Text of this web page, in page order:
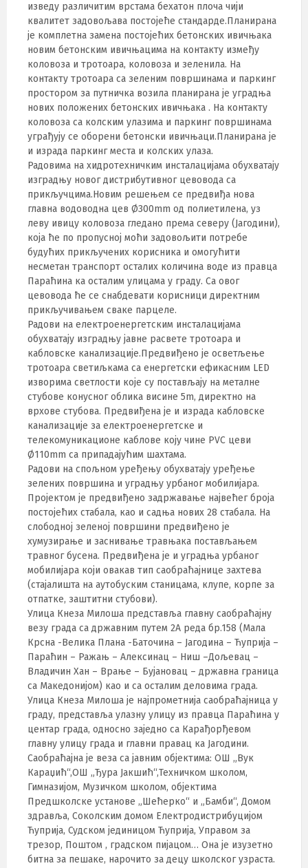
изведу различитим врстама бехатон плоча чији
квалитет задовољава постојеће стандарде.Планирана
је комплетна замена постојећих бетонских ивичњака
новим бетонским ивичњацима на контакту између
коловоза и тротоара, коловоза и зеленила. На
контакту тротоара са зеленим површинама и паркинг
простором за путничка возила планирана је уградња
нових положених бетонских ивичњака . На контакту
коловоза са колским улазима и паркинг површинама
уграђују се оборени бетонски ивичњаци.Планирана је
и израда паркинг места и колских улаза.
Радовима на хидротехничким инсталацијама обухватају
изградњу новог дистрибутивног цевовода са
прикључцима.Новим решењем се предвиђа нова
главна водоводна цев Ø300mm од полиетилена, уз
леву ивицу коловоза гледано према северу (Јагодини),
која ће по пропусној моћи задовољити потребе
будућих прикључених корисника и омогућити
несметан транспорт осталих количина воде из правца
Параћина ка осталим улицама у граду. Са овог
цевовода ће се снабдевати корисници директним
прикључивањем сваке парцеле.
Радови на електроенергетским инсталацијама
обухватају изградњу јавне расвете тротоара и
кабловске канализације.Предвиђено је осветљење
тротоара светиљкама са енергетски ефикасним LED
изворима светлости које су постављају на металне
стубове конусног облика висине 5m, директно на
врхове стубова. Предвиђена је и израда кабловске
канализације за електроенергетске и
телекомуникационе каблове коју чине PVC цеви
Ø110mm са припадајућим шахтама.
Радови на спољном уређењу обухватају уређење
зелених површина и уградњу урбаног мобилијара.
Пројектом је предвиђено задржавање највећег броја
постојећих стабала, као и садња нових 28 стабала. На
слободној зеленој површини предвиђено је
хумузирање и заснивање травњака постављањем
травног бусена. Предвиђена је и уградња урбаног
мобилијара који овакав тип саобраћајнице захтева
(стајалишта на аутобуским станицама, клупе, корпе за
отпатке, заштитни стубови).
Улица Кнеза Милоша представља главну саобраћајну
везу града са државним путем 2А реда бр.158 (Мала
Крсна -Велика Плана -Баточина – Јагодина – Ћуприја –
Параћин – Ражањ – Алексинац – Ниш –Дољевац –
Владичин Хан – Врање – Бујановац – државна граница
са Македонијом) као и са осталим деловима града.
Улица Кнеза Милоша је најпрометнија саобраћајница у
граду, представља улазну улицу из правца Параћина у
центар града, односно заједно са Карађорђевом
главну улицу града и главни правац ка Јагодини.
Саобраћајна је веза са јавним објектима: ОШ „Вук
Караџић“,ОШ „Ђура Јакшић“,Техничком школом,
Гимназијом, Музичком школом, објектима
Предшколске установе „Шећерко“ и „Бамби“, Домом
здравља, Соколским домом Електродистрибуцијом
Ћуприја, Судском јединицом Ћуприја, Управом за
трезор, Поштом , градском пијацом… Она је изузетно
битна за пешаке, нарочито за децу школског узраста.